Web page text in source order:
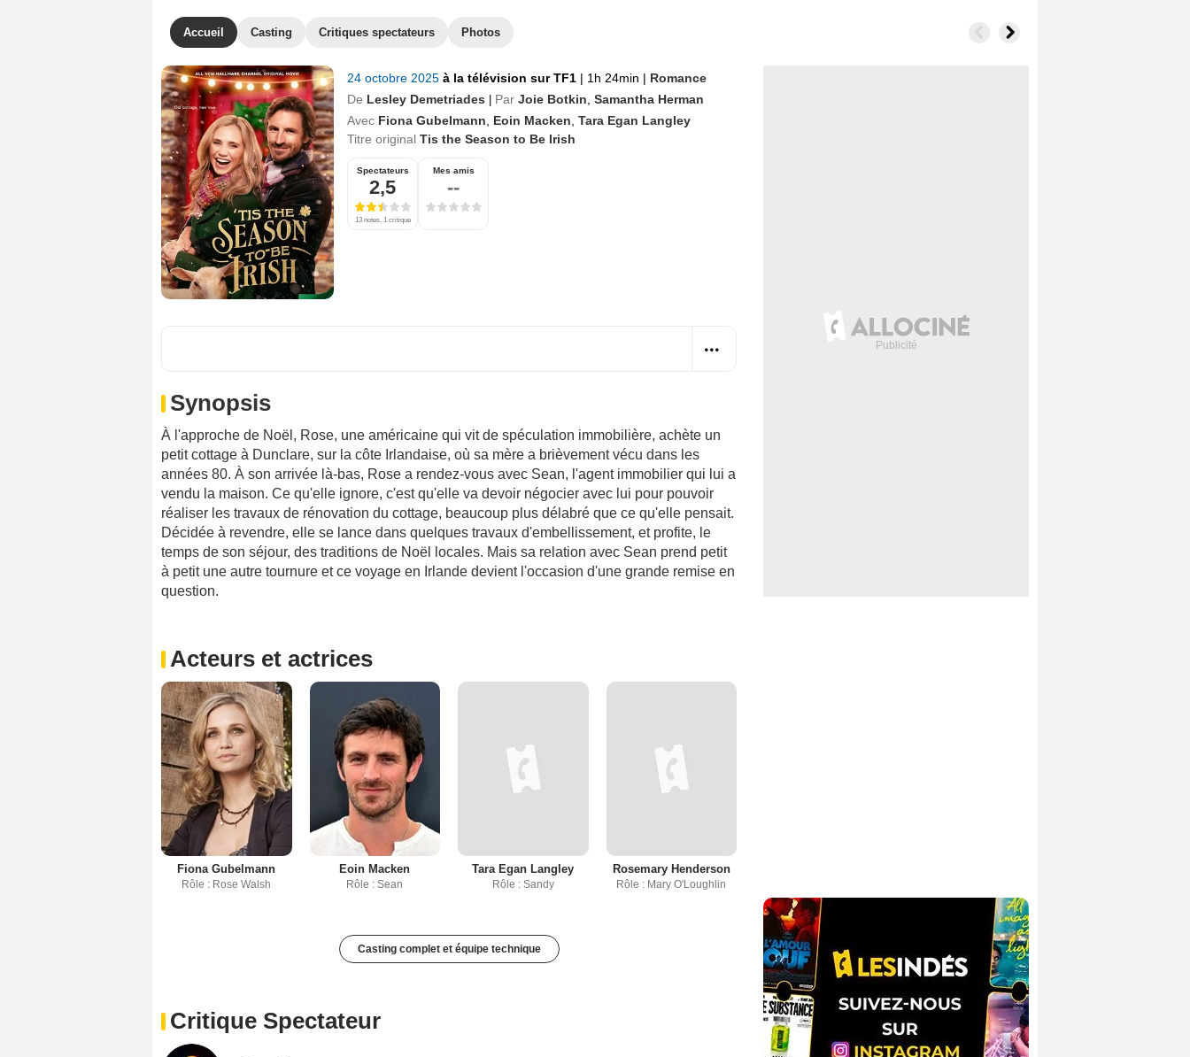
Accueil Casting Critiques spectateurs Photos
24 octobre 2025 à la télévision sur TF1 | 1h 24min | Romance
De Lesley Demetriades Par Joie Botkin Samantha Herman
Avec Fiona Gubelmann Eoin Macken Tara Egan Langley
Titre original Tis the Season to Be Irish
Spectateurs
2,5
13 notes, 1 critique
Mes amis
--
Synopsis
À l'approche de Noël, Rose, une américaine qui vit de spéculation immobilière, achète un
petit cottage à Dunclare, sur la côte Irlandaise, où sa mère a brièvement vécu dans les
années 80. À son arrivée là-bas, Rose a rendez-vous avec Sean, l'agent immobilier qui lui a
vendu la maison. Ce qu'elle ignore, c'est qu'elle va devoir négocier avec lui pour pouvoir
réaliser les travaux de rénovation du cottage, beaucoup plus délabré que ce qu'elle pensait.
Décidée à revendre, elle se lance dans quelques travaux d'embellissement, et profite, le
temps de son séjour, des traditions de Noël locales. Mais sa relation avec Sean prend petit
à petit une autre tournure et ce voyage en Irlande devient l'occasion d'une grande remise en
question.
Acteurs et actrices
Fiona Gubelmann
Rôle : Rose Walsh
Eoin Macken
Rôle : Sean
Tara Egan Langley
Rôle : Sandy
Rosemary Henderson
Rôle : Mary O'Loughlin
Casting complet et équipe technique
Critique Spectateur